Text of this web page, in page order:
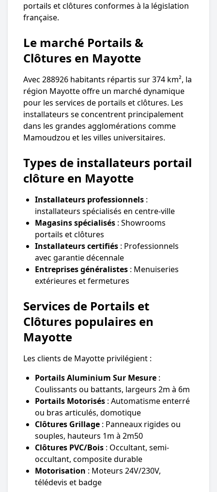
portails et clôtures conformes à la législation
française.
Le marché Portails &
Clôtures en Mayotte
Avec 288926 habitants répartis sur 374 km², la
région Mayotte offre un marché dynamique
pour les services de portails et clôtures. Les
installateurs se concentrent principalement
dans les grandes agglomérations comme
Mamoudzou et les villes universitaires.
Types de installateurs portail
clôture en Mayotte
Installateurs professionnels :
installateurs spécialisés en centre-ville
Magasins spécialisés : Showrooms
portails et clôtures
Installateurs certifiés : Professionnels
avec garantie décennale
Entreprises généralistes : Menuiseries
extérieures et fermetures
Services de Portails et
Clôtures populaires en
Mayotte
Les clients de Mayotte privilégient :
Portails Aluminium Sur Mesure :
Coulissants ou battants, largeurs 2m à 6m
Portails Motorisés : Automatisme enterré
ou bras articulés, domotique
Clôtures Grillage : Panneaux rigides ou
souples, hauteurs 1m à 2m50
Clôtures PVC/Bois : Occultant, semi-
occultant, composite durable
Motorisation : Moteurs 24V/230V,
télédevis et badge